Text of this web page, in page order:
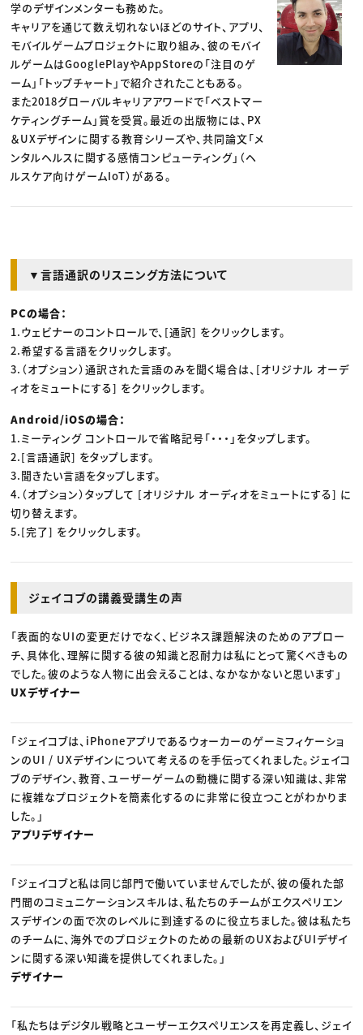
学のデザインメンターも務めた。
キャリアを通じて数え切れないほどのサイト、アプリ、
モバイルゲームプロジェクトに取り組み、彼のモバイ
ルゲームはGooglePlayやAppStoreの「注目のゲ
ーム」「トップチャート」で紹介されたこともある。
また2018グローバルキャリアアワードで「ベストマー
ケティングチーム」賞を受賞。最近の出版物には、PX
＆UXデザインに関する教育シリーズや、共同論文「メ
ンタルヘルスに関する感情コンピューティング」（ヘ
ルスケア向けゲームIoT）がある。
▼言語通訳のリスニング方法について
PCの場合：
1.ウェビナーのコントロールで、[通訳] をクリックします。
2.希望する言語をクリックします。
3.（オプション）通訳された言語のみを聞く場合は、[オリジナル オーデ
ィオをミュートにする] をクリックします。
Android/iOSの場合：
1.ミーティング コントロールで省略記号「・・・」をタップします。
2.[言語通訳] をタップします。
3.聞きたい言語をタップします。
4.（オプション）タップして [オリジナル オーディオをミュートにする] に
切り替えます。
5.[完了] をクリックします。
ジェイコブの講義受講生の声
「表面的なUIの変更だけでなく、ビジネス課題解決のためのアプロー
チ、具体化、理解に関する彼の知識と忍耐力は私にとって驚くべきもの
でした。彼のような人物に出会えることは、なかなかないと思います」
UXデザイナー
「ジェイコブは、iPhoneアプリであるウォーカーのゲーミフィケーショ
ンのUI / UXデザインについて考えるのを手伝ってくれました。ジェイコ
ブのデザイン、教育、ユーザーゲームの動機に関する深い知識は、非常
に複雑なプロジェクトを簡素化するのに非常に役立つことがわかりま
した。」
アプリデザイナー
「ジェイコブと私は同じ部門で働いていませんでしたが、彼の優れた部
門間のコミュニケーションスキルは、私たちのチームがエクスペリエン
スデザインの面で次のレベルに到達するのに役立ちました。彼は私たち
のチームに、海外でのプロジェクトのための最新のUXおよびUIデザイ
ンに関する深い知識を提供してくれました。」
デザイナー
「私たちはデジタル戦略とユーザーエクスペリエンスを再定義し、ジェイ